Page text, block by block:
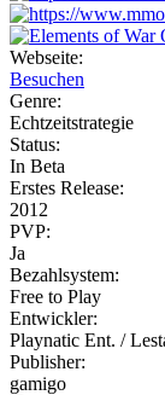
Webseite:
Besuchen
Genre:
Echtzeitstrategie
Status:
In Beta
Erstes Release:
2012
PVP:
Ja
Bezahlsystem:
Free to Play
Entwickler:
Playnatic Ent. /
Publisher:
gamigo